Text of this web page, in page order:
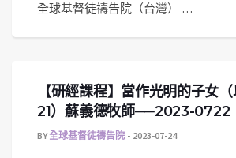
全球基督徒禱告院（台灣） …
【研經課程】當作光明的子女
21）蘇義德牧師──2023-0722
BY全球基督徒禱告院 2023-07-24